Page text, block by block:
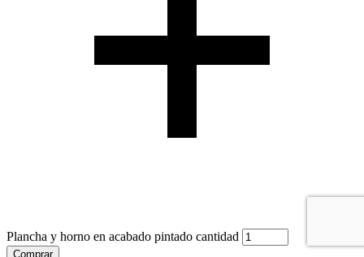
Plancha y horno en acabado pintado cantidad
Comprar